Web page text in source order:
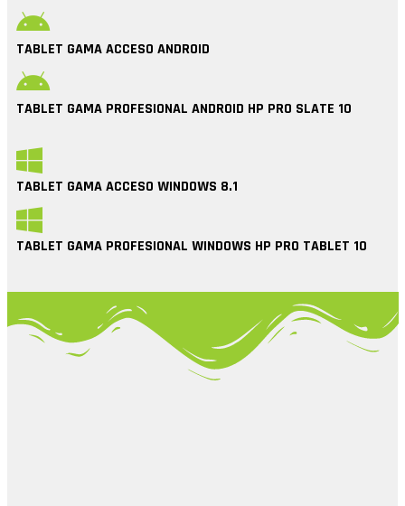
TABLET GAMA ACCESO ANDROID
TABLET GAMA PROFESIONAL ANDROID HP PRO SLATE 10
TABLET GAMA ACCESO WINDOWS 8.1
TABLET GAMA PROFESIONAL WINDOWS HP PRO TABLET 10